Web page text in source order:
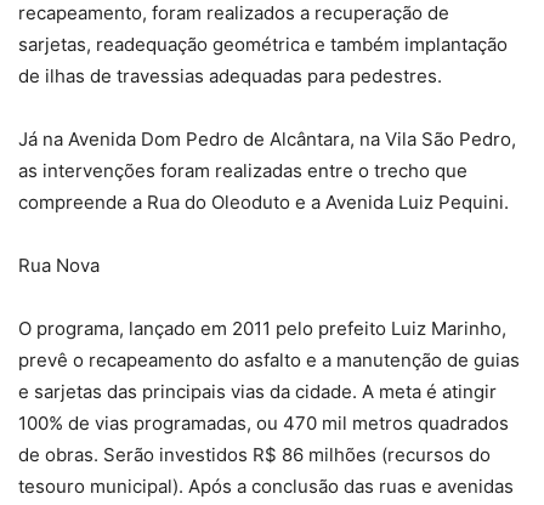
recapeamento, foram realizados a recuperação de
sarjetas, readequação geométrica e também implantação
de ilhas de travessias adequadas para pedestres.
Já na Avenida Dom Pedro de Alcântara, na Vila São Pedro,
as intervenções foram realizadas entre o trecho que
compreende a Rua do Oleoduto e a Avenida Luiz Pequini.
Rua Nova
O programa, lançado em 2011 pelo prefeito Luiz Marinho,
prevê o recapeamento do asfalto e a manutenção de guias
e sarjetas das principais vias da cidade. A meta é atingir
100% de vias programadas, ou 470 mil metros quadrados
de obras. Serão investidos R$ 86 milhões (recursos do
tesouro municipal). Após a conclusão das ruas e avenidas